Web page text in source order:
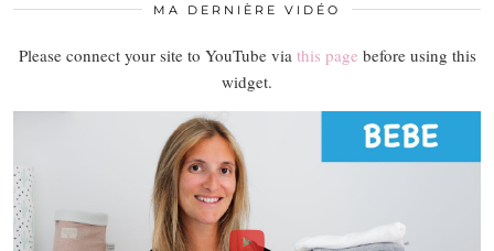
MA DERNIÈRE VIDÉO
Please connect your site to YouTube via this page before using this
widget.